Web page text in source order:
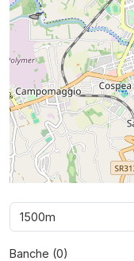
Banche (0)